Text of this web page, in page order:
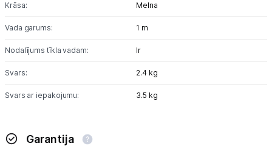
Krāsa: Melna
Vada garums: 1 m
Nodalījums tīkla vadam: Ir
Svars: 2.4 kg
Svars ar iepakojumu: 3.5 kg
Garantija